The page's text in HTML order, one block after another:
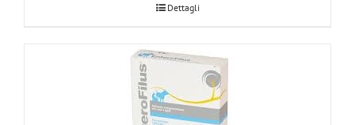
Dettagli